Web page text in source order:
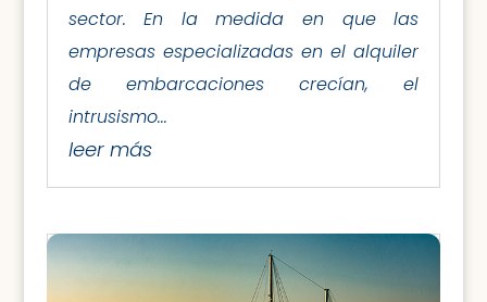
sector. En la medida en que las
empresas especializadas en el alquiler
de embarcaciones crecían, el
intrusismo...
leer más